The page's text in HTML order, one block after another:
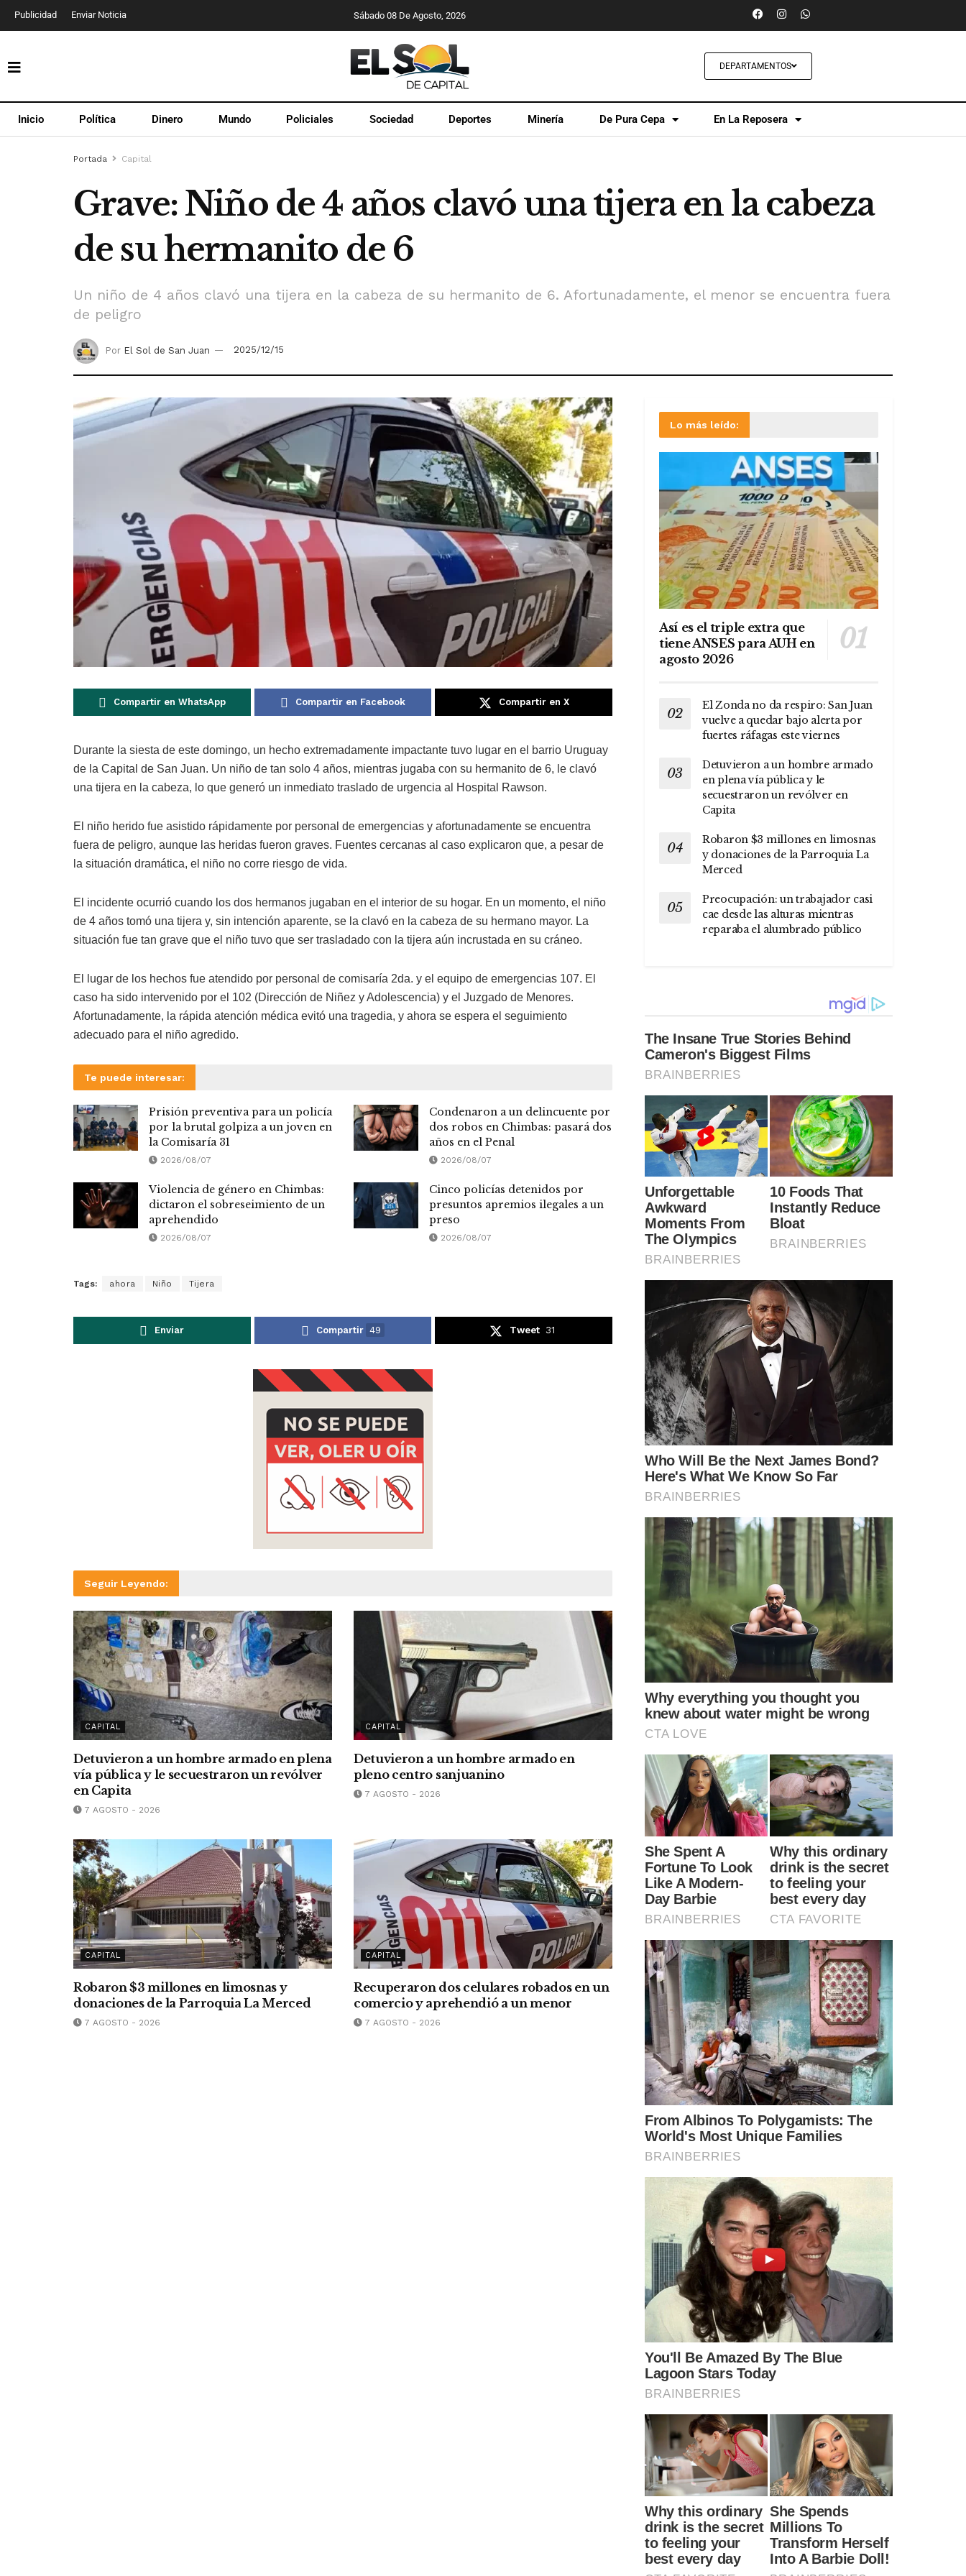
Publicidad Enviar Noticia Sábado 08 De Agosto, 2026
DEPARTAMENTOS
Inicio Política Dinero Mundo Policiales Sociedad Deportes Minería De Pura Cepa En La Reposera
Portada Capital
Grave: Niño de 4 años clavó una tijera en la cabeza
de su hermanito de 6
Un niño de 4 años clavó una tijera en la cabeza de su hermanito de 6. Afortunadamente, el menor se encuentra fuera
de peligro
Por El Sol de San Juan 2025/12/15
Compartir en WhatsApp Compartir en Facebook Compartir en X
Durante la siesta de este domingo, un hecho extremadamente impactante tuvo lugar en el barrio Uruguay
de la Capital de San Juan. Un niño de tan solo 4 años, mientras jugaba con su hermanito de 6, le clavó
una tijera en la cabeza, lo que generó un inmediato traslado de urgencia al Hospital Rawson.
El niño herido fue asistido rápidamente por personal de emergencias y afortunadamente se encuentra
fuera de peligro, aunque las heridas fueron graves. Fuentes cercanas al caso explicaron que, a pesar de
la situación dramática, el niño no corre riesgo de vida.
El incidente ocurrió cuando los dos hermanos jugaban en el interior de su hogar. En un momento, el niño
de 4 años tomó una tijera y, sin intención aparente, se la clavó en la cabeza de su hermano mayor. La
situación fue tan grave que el niño tuvo que ser trasladado con la tijera aún incrustada en su cráneo.
El lugar de los hechos fue atendido por personal de comisaría 2da. y el equipo de emergencias 107. El
caso ha sido intervenido por el 102 (Dirección de Niñez y Adolescencia) y el Juzgado de Menores.
Afortunadamente, la rápida atención médica evitó una tragedia, y ahora se espera el seguimiento
adecuado para el niño agredido.
Te puede interesar:
Prisión preventiva para un policía
por la brutal golpiza a un joven en
la Comisaría 31
2026/08/07
Condenaron a un delincuente por
dos robos en Chimbas: pasará dos
años en el Penal
2026/08/07
Violencia de género en Chimbas:
dictaron el sobreseimiento de un
aprehendido
2026/08/07
Cinco policías detenidos por
presuntos apremios ilegales a un
preso
2026/08/07
Tags: ahora Niño Tijera
Enviar Compartir 49 Tweet 31
Seguir Leyendo:
CAPITAL
Detuvieron a un hombre armado en plena
vía pública y le secuestraron un revólver
en Capita
7 AGOSTO - 2026
CAPITAL
Detuvieron a un hombre armado en
pleno centro sanjuanino
7 AGOSTO - 2026
CAPITAL
Robaron $3 millones en limosnas y
donaciones de la Parroquia La Merced
7 AGOSTO - 2026
CAPITAL
Recuperaron dos celulares robados en un
comercio y aprehendió a un menor
7 AGOSTO - 2026
Lo más leído:
Así es el triple extra que
tiene ANSES para AUH en
agosto 2026
El Zonda no da respiro: San Juan
vuelve a quedar bajo alerta por
fuertes ráfagas este viernes
Detuvieron a un hombre armado
en plena vía pública y le
secuestraron un revólver en
Capita
Robaron $3 millones en limosnas
y donaciones de la Parroquia La
Merced
Preocupación: un trabajador casi
cae desde las alturas mientras
reparaba el alumbrado público